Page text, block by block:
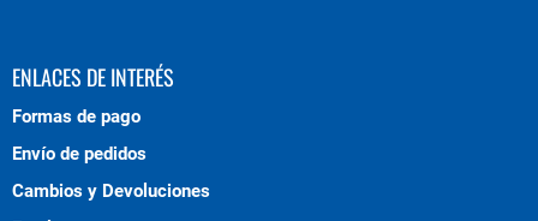
ENLACES DE INTERÉS
Formas de pago
Envío de pedidos
Cambios y Devoluciones